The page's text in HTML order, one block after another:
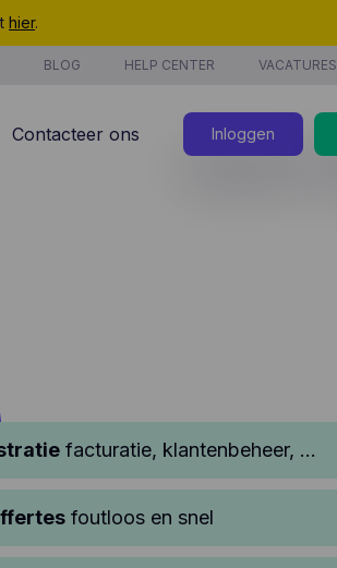
hier.
BLOG HELP CENTER VACATURES
Contacteer ons Inloggen
facturatie, klantenbeheer, ...
foutloos en snel